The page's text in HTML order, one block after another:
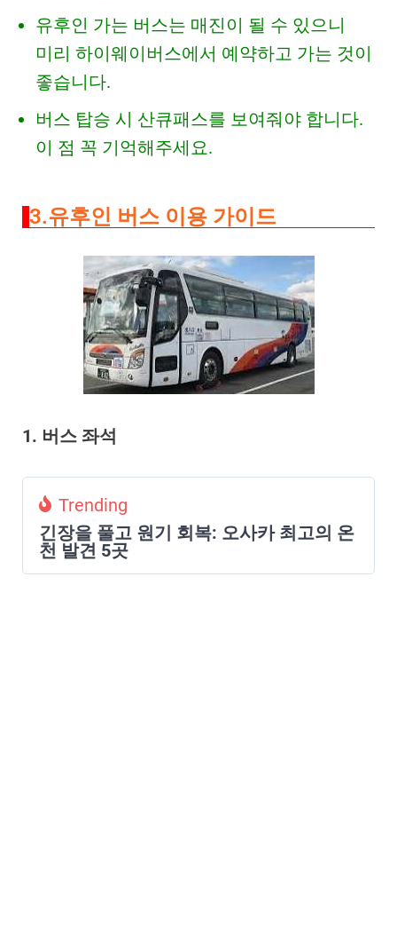
유후인 가는 버스는 매진이 될 수 있으니
미리 하이웨이버스에서 예약하고 가는 것이
좋습니다.
버스 탑승 시 산큐패스를 보여줘야 합니다.
이 점 꼭 기억해주세요.
3.유후인 버스 이용 가이드
1. 버스 좌석
Trending
긴장을 풀고 원기 회복: 오사카 최고의 온
천 발견 5곳